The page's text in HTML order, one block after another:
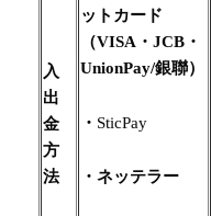
入
出
金
方
法
ットカード
（VISA・JCB・
UnionPay/銀聯）
・ SticPay
・ネッテラー